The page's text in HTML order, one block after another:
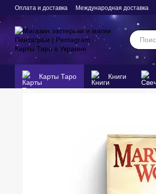
Перейти к основному контенту
Оплата и доставка Международная доставка
Карты Таро Книги